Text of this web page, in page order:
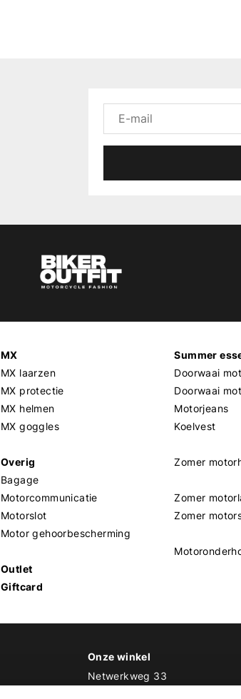
MX
MX laarzen
MX protectie
MX helmen
MX goggles
Overig
Bagage
Motorcommunicatie
Motorslot
Motor gehoorbescherming
Outlet
Giftcard
Summer
Doorwaai
Doorwaai
Motorjeans
Koelvest
Zomer
Zomer
Zomer
Onze winkel
Netwerkweg 33